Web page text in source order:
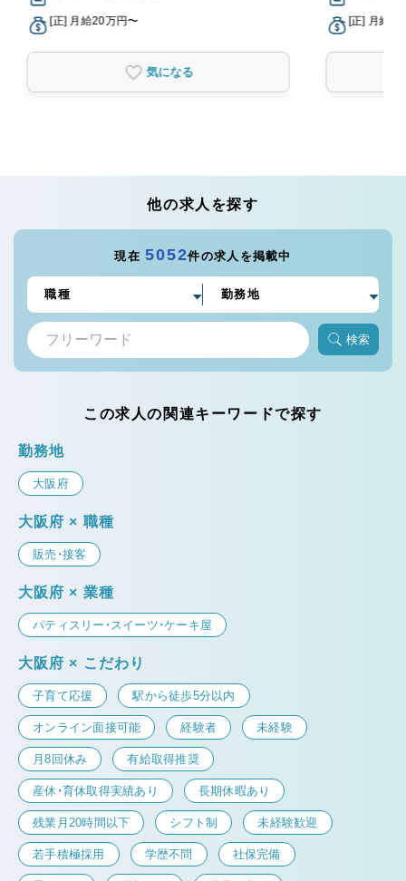
[正] 月給20万円〜
気になる
[正] 月給
他の求人を探す
現在5052件の求人を掲載中
検索
この求人の関連キーワードで探す
勤務地
大阪府
大阪府 × 職種
販売・接客
大阪府 × 業種
パティスリー・スイーツ・ケーキ屋
大阪府 × こだわり
子育て応援 駅から徒歩5分以内
オンライン面接可能 経験者 未経験
月8回休み 有給取得推奨
産休・育休取得実績あり 長期休暇あり
残業月20時間以下 シフト制 未経験歓迎
若手積極採用 学歴不問 社保完備